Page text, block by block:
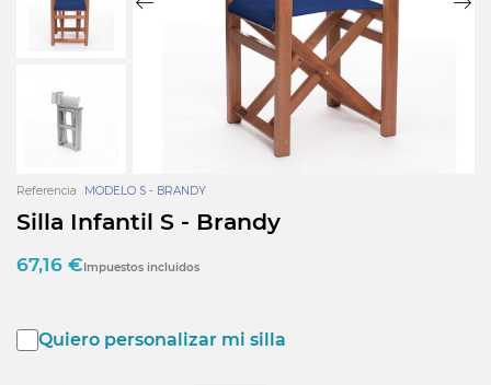
Referencia MODELO S - BRANDY
Silla Infantil S - Brandy
67,16 € Impuestos incluidos
Quiero personalizar mi silla